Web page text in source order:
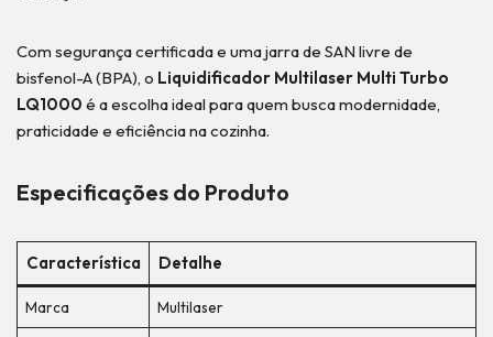
Com segurança certificada e uma jarra de SAN livre de
bisfenol-A (BPA), o Liquidificador Multilaser Multi Turbo
LQ1000 é a escolha ideal para quem busca modernidade,
praticidade e eficiência na cozinha.
Especificações do Produto
Característica Detalhe
Marca Multilaser